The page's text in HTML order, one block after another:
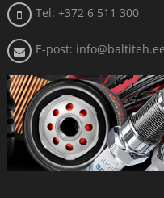
Tel: +372 6 511 300
E-post: info@baltiteh.ee